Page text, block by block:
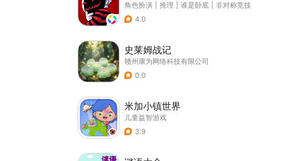
角色扮演 推理 谁是卧底
非对称竞技
4.0
史莱姆战记
赣州康为网络科技有限公司
0.0
米加小镇世界
儿童益智游戏
3.9